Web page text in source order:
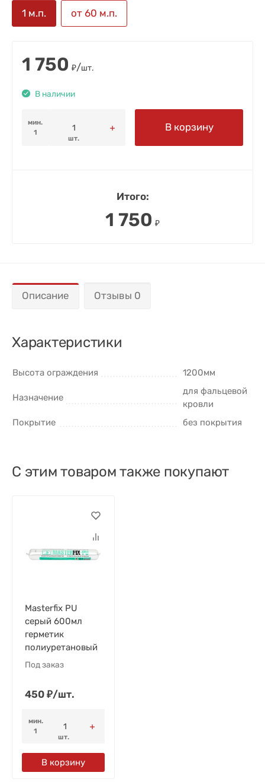
1 м.п. от 60 м.п.
1 750 ₽/шт.
В наличии
мин.
1
шт.
В корзину
Итого:
1 750 ₽
Описание Отзывы 0
Характеристики
Высота ограждения 1200мм
Назначение
для фальцевой
кровли
Покрытие
без покрытия
С этим товаром также покупают
Masterfix PU
серый 600мл
герметик
полиуретановый
Под заказ
450 ₽/шт.
мин.
1
шт.
В корзину